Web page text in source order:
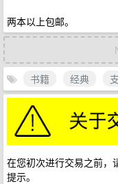
两本以上包邮。
书籍 经典
在您初次进行交易之前，
提示。